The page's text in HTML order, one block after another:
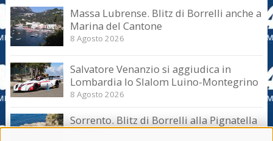
Massa Lubrense. Blitz di Borrelli anche a
Marina del Cantone
8 Agosto 2026
Salvatore Venanzio si aggiudica in
Lombardia lo Slalom Luino-Montegrino
8 Agosto 2026
Sorrento. Blitz di Borrelli alla Pignatella
– video –